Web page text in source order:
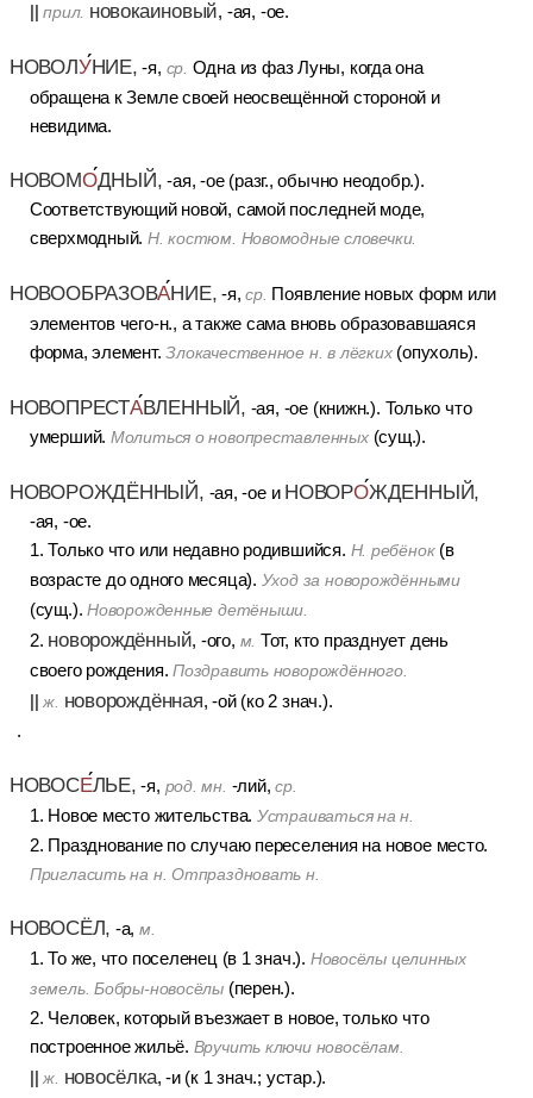
||прил. новокаиновый, -ая, -ое.
НОВОЛУНИЕ, -я, ср. Одна из фаз Луны, когда она
обращена к Земле своей неосвещённой стороной и
невидима.
НОВОМОДНЫЙ, -ая, -ое (разг., обычно неодобр.).
Соответствующий новой, самой последней моде,
сверхмодный. Н. костюм. Новомодные словечки.
НОВООБРАЗОВАНИЕ, -я,ср. Появление новых форм или
элементов чего-н., а также сама вновь образовавшаяся
форма, элемент.Злокачественное н. в лёгких(опухоль).
НОВОПРЕСТАВЛЕННЫЙ, -ая, -ое (книжн.). Только что
умерший. Молиться о новопреставленных(сущ.).
НОВОРОЖДЁННЫЙ, -ая, -ое и НОВОРОЖДЕННЫЙ,
-ая, -ое.
1. Только что или недавно родившийся. Н. ребёнок(в
возрасте до одного месяца). Уход за новорождёнными
(сущ.).Новорожденные детёныши.
2. новорождённый, -ого, м. Тот, кто празднует день
своего рождения.Поздравить новорождённого.
||ж. новорождённая, -ой (ко 2 знач.).
.
НОВОСЕЛЬЕ, -я, род. мн. -лий,ср.
1. Новое место жительства. Устраиваться на н.
2. Празднование по случаю переселения на новое место.
Пригласить на н. Отпраздновать н.
НОВОСЁЛ, -а,м.
1. То же, что поселенец (в 1 знач.). Новосёлы целинных
земель. Бобры-новосёлы (перен.).
2. Человек, который въезжает в новое, только что
построенное жильё. Вручить ключи новосёлам.
||ж. новосёлка, -и (к 1 знач.; устар.).